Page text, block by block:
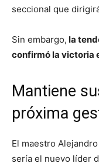
seccional que
Sin embargo, la
confirmó la victoria
Mantiene
próxima
El maestro
sería el nuevo líder